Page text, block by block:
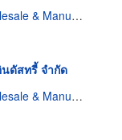
& Manufacturers
ดัสทรี้ จำกัด
& Manufacturers